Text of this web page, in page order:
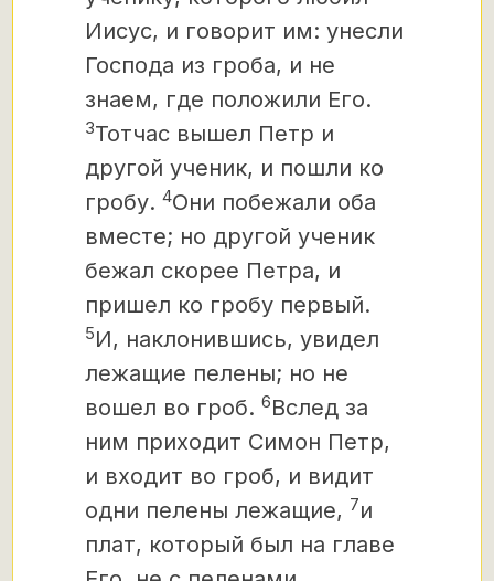
Иисус, и говорит им: унесли
Господа из гроба, и не
знаем, где положили Его.
3Тотчас вышел Петр и
другой ученик, и пошли ко
гробу. 4Они побежали оба
вместе; но другой ученик
бежал скорее Петра, и
пришел ко гробу первый.
5И, наклонившись, увидел
лежащие пелены; но не
вошел во гроб. 6Вслед за
ним приходит Симон Петр,
и входит во гроб, и видит
одни пелены лежащие, 7и
плат, который был на главе